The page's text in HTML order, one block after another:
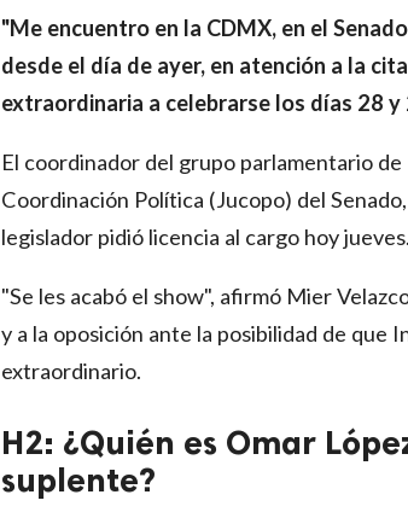
"Me encuentro en la CDMX, en el
desde el día de ayer, en atención a la
extraordinaria a celebrarse los días 28
El coordinador del grupo parlamentario
Coordinación Política (Jucopo) del
legislador pidió licencia al cargo hoy jueves.
"Se les acabó el show", afirmó Mier
y a la oposición ante la posibilidad de que
extraordinario.
H2: ¿Quién es Omar
suplente?